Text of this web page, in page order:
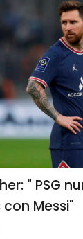
" PSG
Messi"